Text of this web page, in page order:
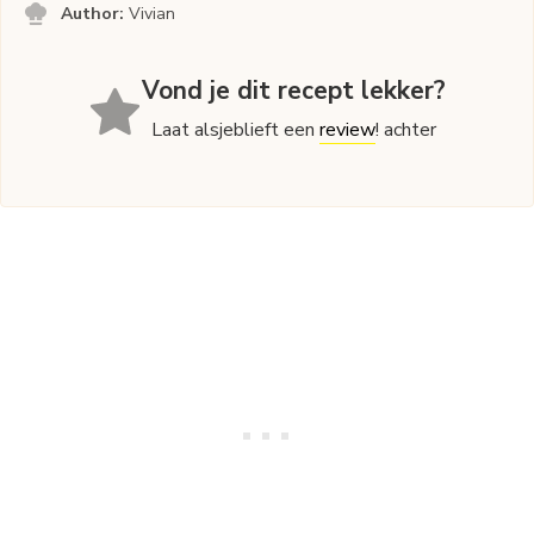
Author:Vivian
Vond je dit recept lekker?
Laat alsjeblieft eenreview! achter